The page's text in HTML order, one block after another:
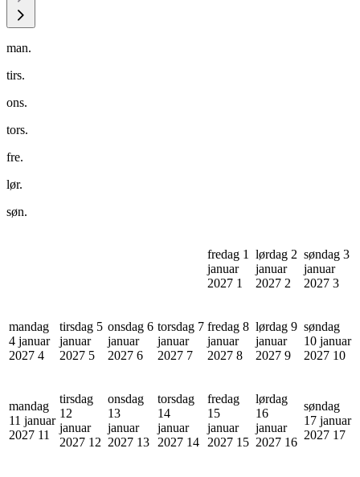
man.
tirs.
ons.
tors.
fre.
lør.
søn.
fredag 1
januar
2027 1
lørdag 2
januar
2027 2
søndag 3
januar
2027 3
mandag
4 januar
2027 4
tirsdag 5
januar
2027 5
onsdag 6
januar
2027 6
torsdag 7
januar
2027 7
fredag 8
januar
2027 8
lørdag 9
januar
2027 9
søndag
10 januar
2027 10
mandag
11 januar
2027 11
tirsdag
12
januar
2027 12
onsdag
13
januar
2027 13
torsdag
14
januar
2027 14
fredag
15
januar
2027 15
lørdag
16
januar
2027 16
søndag
17 januar
2027 17